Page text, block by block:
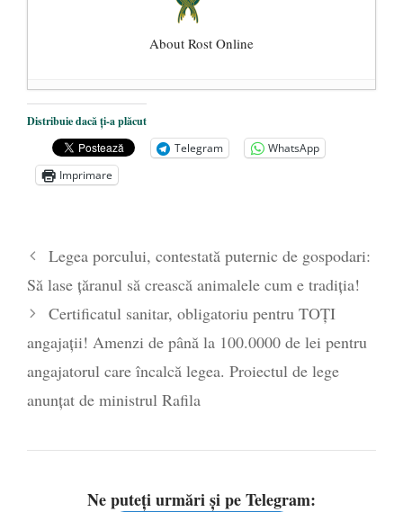
About Rost Online
Dezvăluiri cutremurătoare despre
președintele Ucrainei, Volodymyr
Zelensky
- 13 mai 2026
Statul care servește Națiunea
poetului Octavian Goga, înlăturat din Iași
- 16 aprilie 2026
Distribuie dacă ți-a plăcut
Telegram
WhatsApp
Imprimare
Legea porcului, contestată puternic de gospodari:
Să lase țăranul să crească animalele cum e tradiția!
Certificatul sanitar, obligatoriu pentru TOȚI
angajații! Amenzi de până la 100.0000 de lei pentru
angajatorul care încalcă legea. Proiectul de lege
anunțat de ministrul Rafila
Ne puteți urmări și pe Telegram: